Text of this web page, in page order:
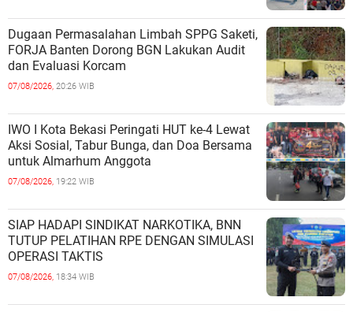
Dugaan Permasalahan Limbah SPPG Saketi,
FORJA Banten Dorong BGN Lakukan Audit
dan Evaluasi Korcam
07/08/2026, 20:26 WIB
IWO I Kota Bekasi Peringati HUT ke-4 Lewat
Aksi Sosial, Tabur Bunga, dan Doa Bersama
untuk Almarhum Anggota
07/08/2026, 19:22 WIB
SIAP HADAPI SINDIKAT NARKOTIKA, BNN
TUTUP PELATIHAN RPE DENGAN SIMULASI
OPERASI TAKTIS
07/08/2026, 18:34 WIB